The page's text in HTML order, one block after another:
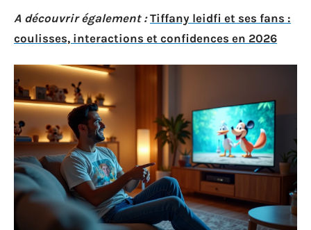
A découvrir également : Tiffany leidfi et ses fans :
coulisses, interactions et confidences en 2026